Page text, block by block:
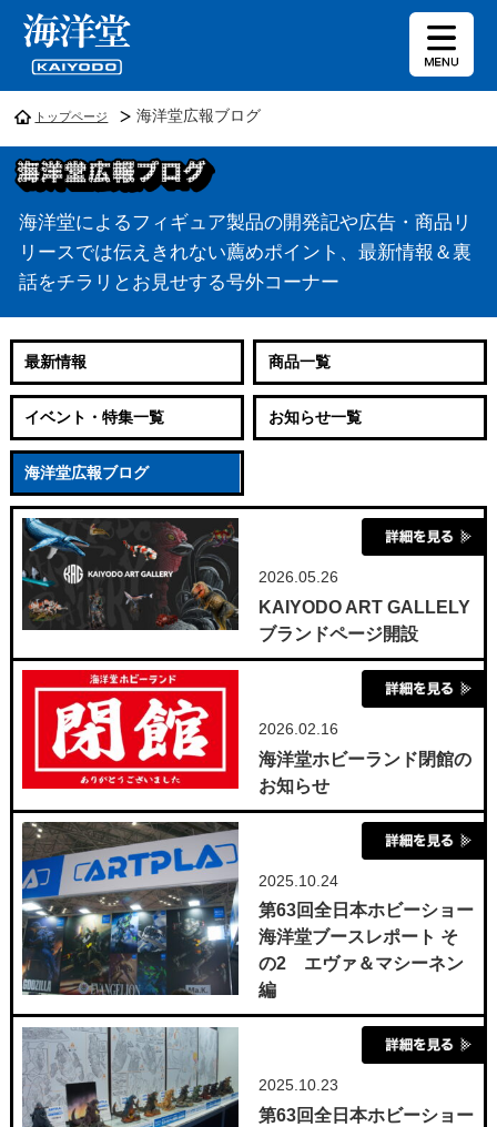
トップページ 海洋堂広報ブログ
海洋堂によるフィギュア製品の開発記や広告・商品リ
リースでは伝えきれない薦めポイント、最新情報＆裏
話をチラリとお見せする号外コーナー
最新情報 商品一覧
イベント・特集一覧 お知らせ一覧
海洋堂広報ブログ
2026.05.26
KAIYODO ART GALLELY
ブランドページ開設
2026.02.16
海洋堂ホビーランド閉館の
お知らせ
2025.10.24
第63回全日本ホビーショー
海洋堂ブースレポート そ
の2 エヴァ＆マシーネン
編
2025.10.23
第63回全日本ホビーショー